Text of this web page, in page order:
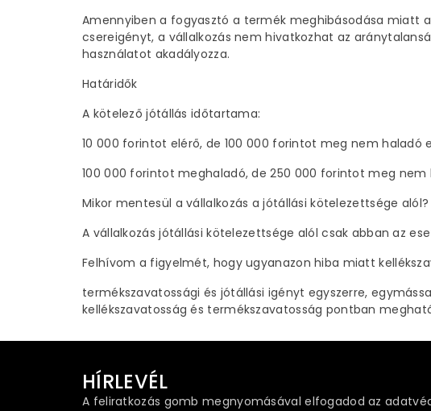
Amennyiben a fogyasztó a termék meghibásodása miatt
csereigényt, a vállalkozás nem hivatkozhat az
használatot akadályozza.
Határidők
A kötelező jótállás időtartama:
10 000 forintot elérő, de 100 000 forintot meg nem haladó
100 000 forintot meghaladó, de 250 000 forintot meg
Mikor mentesül a vállalkozás a jótállási kötelezettsége alól?
A vállalkozás jótállási kötelezettsége alól csak abban az
Felhívom a figyelmét, hogy ugyanazon hiba miatt
termékszavatossági és jótállási igényt egyszerre,
kellékszavatosság és termékszavatosság pontban
HÍRLEVÉL
A feliratkozás gomb megnyomásával elfogadod az